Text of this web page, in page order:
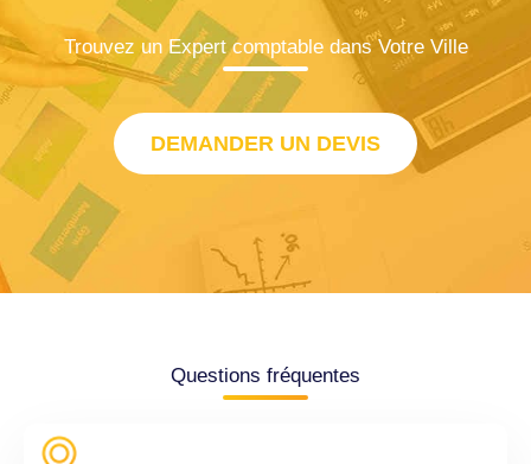
Trouvez un Expert comptable dans Votre Ville
DEMANDER UN DEVIS
Questions fréquentes